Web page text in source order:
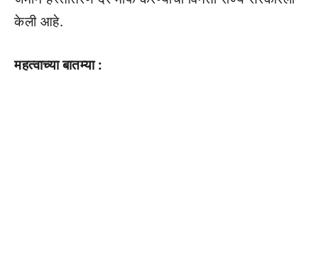
केली आहे.
महत्वाच्या बातम्या :